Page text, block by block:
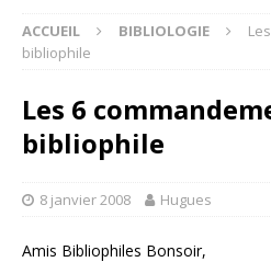
ACCUEIL BIBLIOLOGIE
bibliophile
Les 6
bibliophile
8 janvier 2008 Hugues
Amis Bibliophiles Bonsoir,